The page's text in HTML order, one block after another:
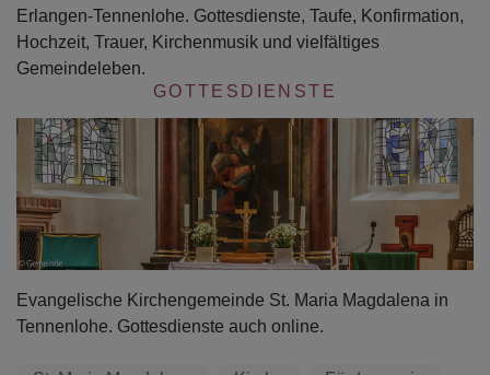
Erlangen-Tennenlohe. Gottesdienste, Taufe, Konfirmation,
Hochzeit, Trauer, Kirchenmusik und vielfältiges
Gemeindeleben.
GOTTESDIENSTE
Evangelische Kirchengemeinde St. Maria Magdalena in
Tennenlohe. Gottesdienste auch online.